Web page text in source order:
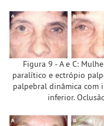
Figura 9 - A e C:
paralítico e ectrópio
palpebral dinâmica com
inferior.